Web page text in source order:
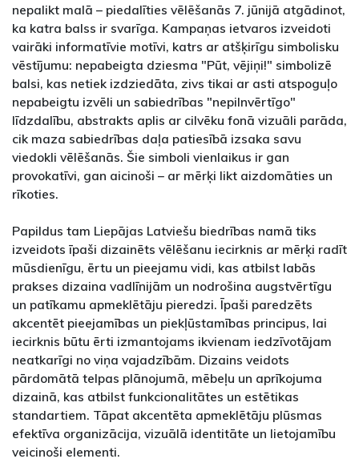
nepalikt malā – piedalīties vēlēšanās 7. jūnijā atgādinot,
ka katra balss ir svarīga. Kampaņas ietvaros izveidoti
vairāki informatīvie motīvi, katrs ar atšķirīgu simbolisku
vēstījumu: nepabeigta dziesma "Pūt, vējiņi!" simbolizē
balsi, kas netiek izdziedāta, zivs tikai ar asti atspoguļo
nepabeigtu izvēli un sabiedrības "nepilnvērtīgo"
līdzdalību, abstrakts aplis ar cilvēku fonā vizuāli parāda,
cik maza sabiedrības daļa patiesībā izsaka savu
viedokli vēlēšanās. Šie simboli vienlaikus ir gan
provokatīvi, gan aicinoši – ar mērķi likt aizdomāties un
rīkoties.
Papildus tam Liepājas Latviešu biedrības namā tiks
izveidots īpaši dizainēts vēlēšanu iecirknis ar mērķi radīt
mūsdienīgu, ērtu un pieejamu vidi, kas atbilst labās
prakses dizaina vadlīnijām un nodrošina augstvērtīgu
un patīkamu apmeklētāju pieredzi. Īpaši paredzēts
akcentēt pieejamības un piekļūstamības principus, lai
iecirknis būtu ērti izmantojams ikvienam iedzīvotājam
neatkarīgi no viņa vajadzībām. Dizains veidots
pārdomātā telpas plānojumā, mēbeļu un aprīkojuma
dizainā, kas atbilst funkcionalitātes un estētikas
standartiem. Tāpat akcentēta apmeklētāju plūsmas
efektīva organizācija, vizuālā identitāte un lietojamību
veicinoši elementi.